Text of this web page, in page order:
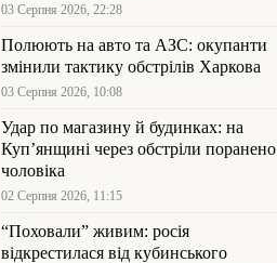
03 Серпня 2026, 22:28
Полюють на авто та АЗС: окупанти
змінили тактику обстрілів Харкова
03 Серпня 2026, 10:08
Удар по магазину й будинках: на
Куп’янщині через обстріли поранено
чоловіка
02 Серпня 2026, 11:15
“Поховали” живим: росія
відкрестилася від кубинського